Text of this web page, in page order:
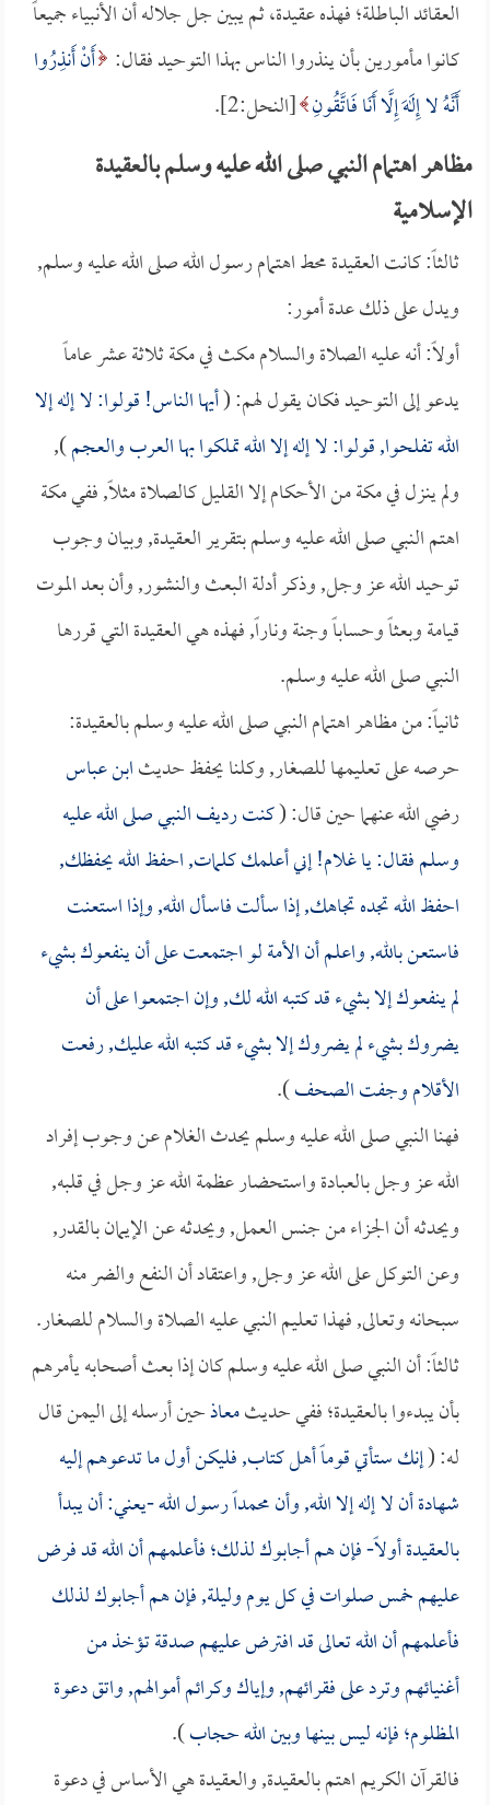
العقائد الباطلة؛ فهذه عقيدة، ثم يبين جل جلاله أن الأنبياء جميعاً
كانوا مأمورين بأن ينذروا الناس بهذا التوحيد فقال: أَنْ أَنذِرُوا
أَنَّهُ لا إِلَهَ إِلَّا أَنَا فَاتَّقُونِ [النحل:2].
مظاهر اهتمام النبي صلى الله عليه وسلم بالعقيدة
الإسلامية
ثالثاً: كانت العقيدة محط اهتمام رسول الله صلى الله عليه وسلم,
ويدل على ذلك عدة أمور:
أولاً: أنه عليه الصلاة والسلام مكث في مكة ثلاثة عشر عاماً
يدعو إلى التوحيد فكان يقول لهم: (أيها الناس! قولوا: لا إله إلا
الله تفلحوا, قولوا: لا إله إلا الله تملكوا بها العرب والعجم),
ولم ينزل في مكة من الأحكام إلا القليل كالصلاة مثلاً, ففي مكة
اهتم النبي صلى الله عليه وسلم بتقرير العقيدة, وبيان وجوب
توحيد الله عز وجل, وذكر أدلة البعث والنشور, وأن بعد الموت
قيامة وبعثاً وحساباً وجنة وناراً, فهذه هي العقيدة التي قررها
النبي صلى الله عليه وسلم.
ثانياً: من مظاهر اهتمام النبي صلى الله عليه وسلم بالعقيدة:
حرصه على تعليمها للصغار, وكلنا يحفظ حديثابن عباس
رضي الله عنهما حين قال: (كنت رديف النبي صلى الله عليه
وسلم فقال: يا غلام! إني أعلمك كلمات, احفظ الله يحفظك,
احفظ الله تجده تجاهك, إذا سألت فاسأل الله, وإذا استعنت
فاستعن بالله, واعلم أن الأمة لو اجتمعت على أن ينفعوك بشيء
لم ينفعوك إلا بشيء قد كتبه الله لك, وإن اجتمعوا على أن
يضروك بشيء لم يضروك إلا بشيء قد كتبه الله عليك, رفعت
الأقلام وجفت الصحف).
فهنا النبي صلى الله عليه وسلم يحدث الغلام عن وجوب إفراد
الله عز وجل بالعبادة واستحضار عظمة الله عز وجل في قلبه,
ويحدثه أن الجزاء من جنس العمل, ويحدثه عن الإيمان بالقدر,
وعن التوكل على الله عز وجل, واعتقاد أن النفع والضر منه
سبحانه وتعالى, فهذا تعليم النبي عليه الصلاة والسلام للصغار.
ثالثاً: أن النبي صلى الله عليه وسلم كان إذا بعث أصحابه يأمرهم
بأن يبدءوا بالعقيدة؛ ففي حديثمعاذحين أرسله إلى اليمن قال
له: (إنك ستأتي قوماً أهل كتاب, فليكن أول ما تدعوهم إليه
شهادة أن لا إله إلا الله, وأن محمداً رسول الله -يعني: أن يبدأ
بالعقيدة أولاً- فإن هم أجابوك لذلك؛ فأعلمهم أن الله قد فرض
عليهم خمس صلوات في كل يوم وليلة, فإن هم أجابوك لذلك
فأعلمهم أن الله تعالى قد افترض عليهم صدقة تؤخذ من
أغنيائهم وترد على فقرائهم, وإياك وكرائم أموالهم, واتق دعوة
المظلوم؛ فإنه ليس بينها وبين الله حجاب).
فالقرآن الكريم اهتم بالعقيدة, والعقيدة هي الأساس في دعوة